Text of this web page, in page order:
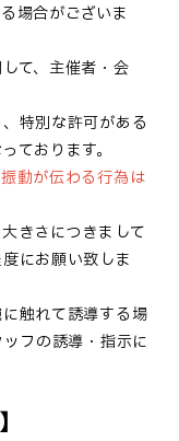
場合がございま
て、主催者・会
特別な許可がある
ております。
動が伝わる行為は
きさにつきまして
にお願い致しま
触れて誘導する場
フの誘導・指示に